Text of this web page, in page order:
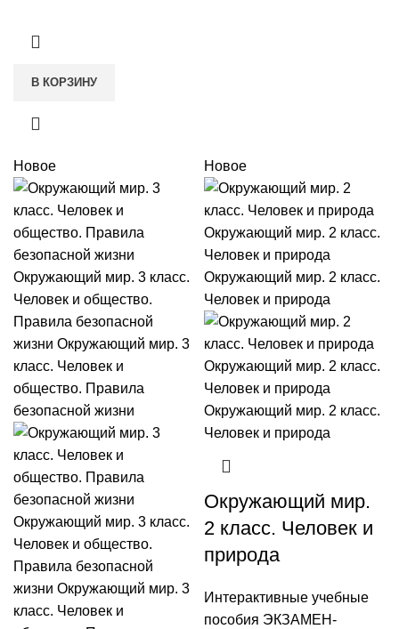
В КОРЗИНУ
Новое Новое
Окружающий мир.
2 класс. Человек и
природа
Интерактивные учебные
пособия ЭКЗАМЕН-